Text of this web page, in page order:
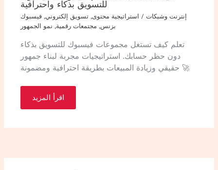
للتسويق بذكاء واحترافية
إنترنت وشبكات / استراتيجية محتوى,تسويق إلكتروني,فيسبوك
بزنس, مجتمعات رقمية, نمو الجمهور
تعلم كيف تستغل مجموعات فيسبوك للتسويق بذكاء
دون حظر حسابك. استراتيجيات مجربة لبناء جمهور
حقيقي وزيادة المبيعات بطريقة احترافية ومضمونة 🚀
اقرأ المزيد